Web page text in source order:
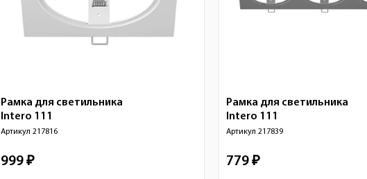
Рамка для светильника
Intero 111
Артикул 217816
999 ₽
Рамка для светильника
Intero 111
Артикул 217839
779 ₽